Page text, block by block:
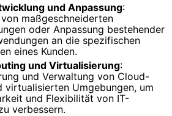
und Anpassung:
maßgeschneiderten
oder Anpassung bestehender
an die spezifischen
eines Kunden.
und Virtualisierung:
und Verwaltung von Cloud-
virtualisierten Umgebungen, um
und Flexibilität von IT-
verbessern.